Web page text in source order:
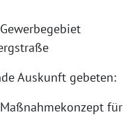
Auskunft gebeten:
für